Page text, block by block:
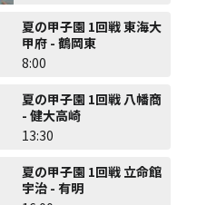
夏の甲子園 1回戦 東海大
甲府 - 鶴岡東
8:00
夏の甲子園 1回戦 八幡商
- 健大高崎
13:30
夏の甲子園 1回戦 立命館
宇治 - 有明